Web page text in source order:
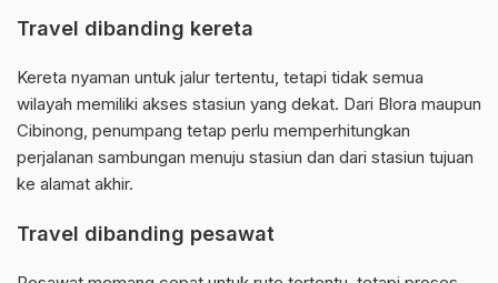
Travel dibanding kereta
Kereta nyaman untuk jalur tertentu, tetapi tidak semua
wilayah memiliki akses stasiun yang dekat. Dari Blora maupun
Cibinong, penumpang tetap perlu memperhitungkan
perjalanan sambungan menuju stasiun dan dari stasiun tujuan
ke alamat akhir.
Travel dibanding pesawat